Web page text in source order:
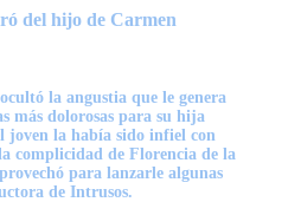
del hijo de Carmen
la angustia que le genera
más dolorosas para su hija
joven la había sido infiel con
complicidad de Florencia de la
para lanzarle algunas
de Intrusos.